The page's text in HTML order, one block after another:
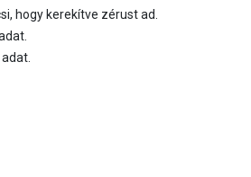
hogy kerekítve zérust ad.